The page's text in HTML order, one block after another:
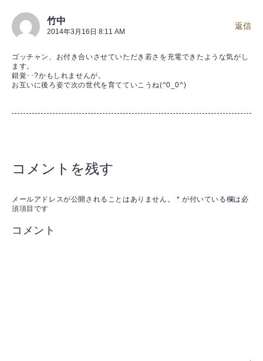
竹中
2014年3月16日 8:11 AM
ゴッチャン、お付き合いさせていただき若さを充電できたような気がし
ます。
錯覚･･?かもしれませんが。
お互いに後ろ姿で次の世代を育てていこうね(^0_0^)
返信
コメントを残す
メールアドレスが公開されることはありません。 * が付いている欄は必
須項目です
コメント